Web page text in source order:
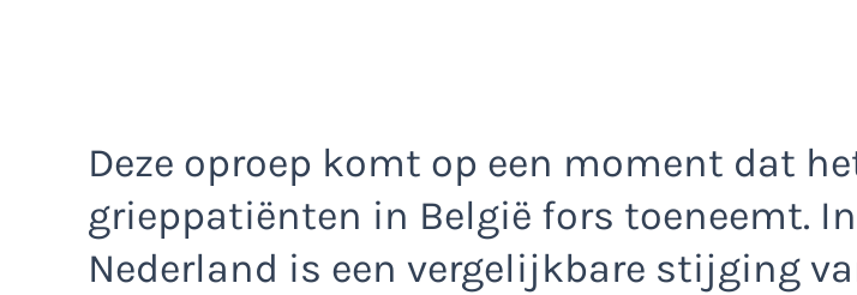
Deze oproep komt op een moment dat
grieppatiënten in België fors toeneemt. In
Nederland is een vergelijkbare stijging